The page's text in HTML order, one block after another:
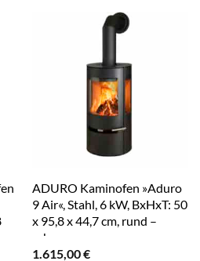
ADURO Kaminofen »Aduro
9 Air«, Stahl, 6 kW, BxHxT: 50
x 95,8 x 44,7 cm, rund –
schwarz
1.615,00€